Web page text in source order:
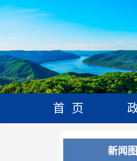
首 页
新闻